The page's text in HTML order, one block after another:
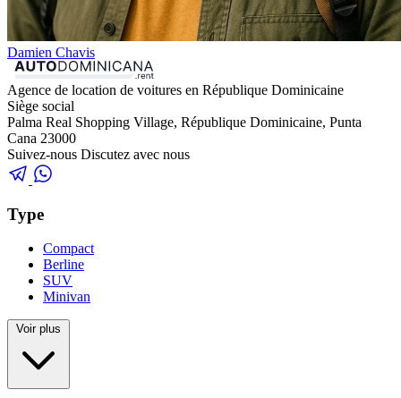
Damien Chavis
Agence de location de voitures en République Dominicaine
Siège social
Palma Real Shopping Village, République Dominicaine, Punta
Cana 23000
Suivez-nous Discutez avec nous
Type
Compact
Berline
SUV
Minivan
Voir plus